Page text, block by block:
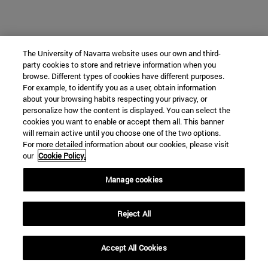
The University of Navarra website uses our own and third-
party cookies to store and retrieve information when you
browse. Different types of cookies have different purposes.
For example, to identify you as a user, obtain information
about your browsing habits respecting your privacy, or
personalize how the content is displayed. You can select the
cookies you want to enable or accept them all. This banner
will remain active until you choose one of the two options.
For more detailed information about our cookies, please visit
our Cookie Policy.
Manage cookies
Reject All
Accept All Cookies